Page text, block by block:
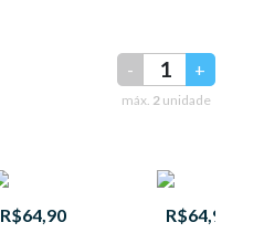
- +
máx. 2 unidade
R$64,90
R$64,90